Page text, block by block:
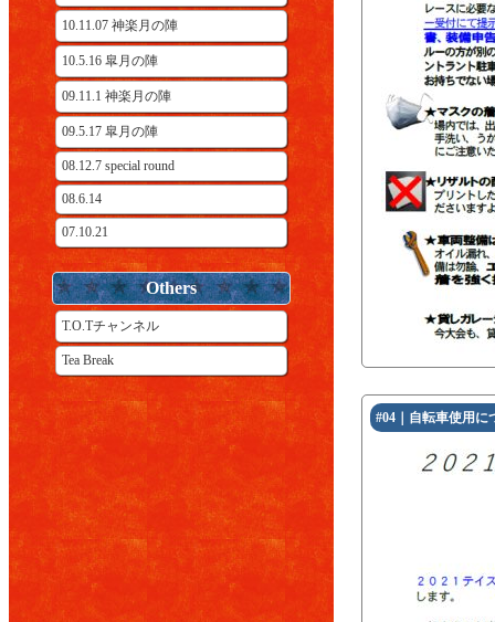
10.11.07 神楽月の陣
10.5.16 皐月の陣
09.11.1 神楽月の陣
09.5.17 皐月の陣
08.12.7 special round
08.6.14
07.10.21
Others
T.O.Tチャンネル
Tea Break
#04｜自転車使用に